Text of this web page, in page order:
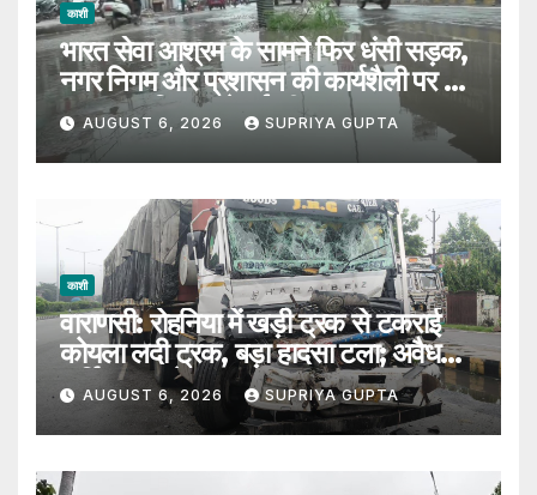
काशी
भारत सेवा आश्रम के सामने फिर धंसी सड़क,
नगर निगम और प्रशासन की कार्यशैली पर उठे
सवाल, 7 दिन पहले हुई थी मरम्मत
AUGUST 6, 2026 SUPRIYA GUPTA
काशी
वाराणसी: रोहनिया में खड़ी ट्रक से टकराई
कोयला लदी ट्रक, बड़ा हादसा टला; अवैध
पार्किंग पर उठे सवाल
AUGUST 6, 2026 SUPRIYA GUPTA